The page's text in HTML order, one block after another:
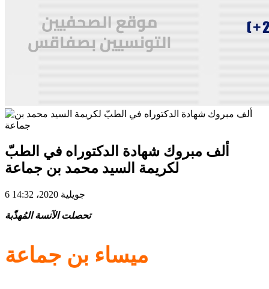
ألف مبروك شهادة الدكتوراه في الطبّ
لكريمة السيد محمد بن جماعة
6 جويلية 2020، 14:32
تحصلت الآنسة المُهذّبة
ميساء بن جماعة